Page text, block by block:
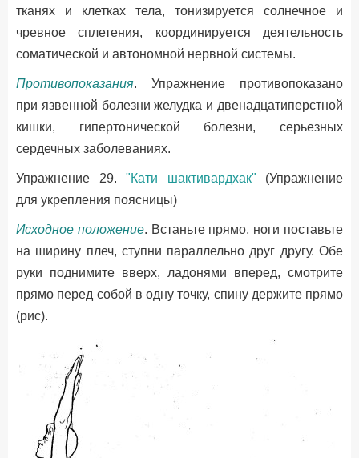
тканях и клетках тела, тонизируется солнечное и
чревное сплетения, координируется деятельность
соматической и автономной нервной системы.
Противопоказания. Упражнение противопоказано
при язвенной болезни желудка и двенадцатиперстной
кишки, гипертонической болезни, серьезных
сердечных заболеваниях.
Упражнение 29. "Кати шактивардхак" (Упражнение
для укрепления поясницы)
Исходное положение. Встаньте прямо, ноги поставьте
на ширину плеч, ступни параллельно друг другу. Обе
руки поднимите вверх, ладонями вперед, смотрите
прямо перед собой в одну точку, спину держите прямо
(рис).